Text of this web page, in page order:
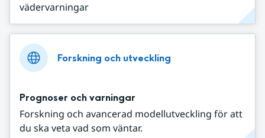
vädervarningar
Forskning och utveckling
Prognoser och varningar
Forskning och avancerad modellutveckling för att
du ska veta vad som väntar.